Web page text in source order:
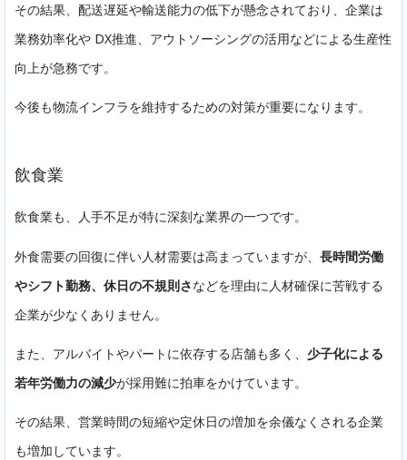
その結果、配送遅延や輸送能力の低下が懸念されており、企業は
業務効率化や DX推進、アウトソーシングの活用などによる生産性
向上が急務です。
今後も物流インフラを維持するための対策が重要になります。
飲食業
飲食業も、人手不足が特に深刻な業界の一つです。
外食需要の回復に伴い人材需要は高まっていますが、 長時間労働
やシフト勤務、休日の不規則さなどを理由に人材確保に苦戦する
企業が少なくありません。
また、アルバイトやパートに依存する店舗も多く、 少子化による
若年労働力の減少が採用難に拍車をかけています。
その結果、営業時間の短縮や定休日の増加を余儀なくされる企業
も増加しています。